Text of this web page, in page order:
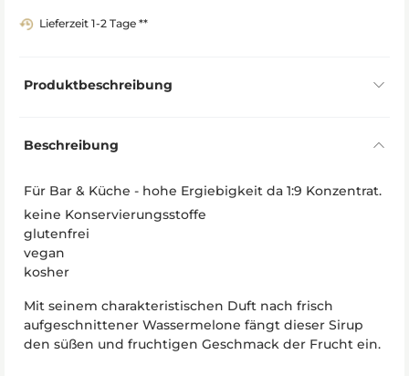
Lieferzeit 1-2 Tage **
Produktbeschreibung
Beschreibung
Für Bar & Küche - hohe Ergiebigkeit da 1:9 Konzentrat.
keine Konservierungsstoffe
glutenfrei
vegan
kosher
Mit seinem charakteristischen Duft nach frisch
aufgeschnittener Wassermelone fängt dieser Sirup
den süßen und fruchtigen Geschmack der Frucht ein.